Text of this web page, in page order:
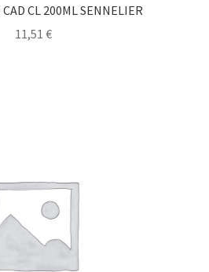
CL 200ML SENNELIER
11,51 €